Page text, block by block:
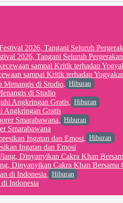
2026, Tangani Seluruh
sampai Kritik terhadap
Hiburan
di Studio
Hiburan
Angkringan Gratis
Hiburan
Smarabawana
Hiburan
Ingatan dan Emosi
Dinyanyikan Cakra Khan Bersama
Hiburan
Indonesia